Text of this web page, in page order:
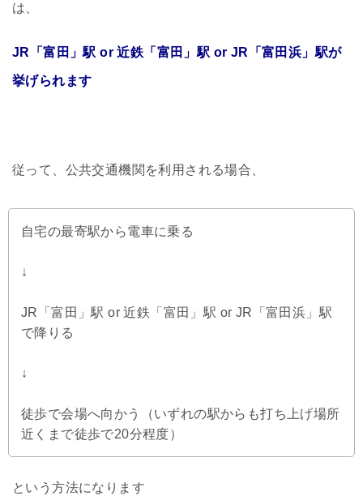
は、
JR「富田」駅 or 近鉄「富田」駅 or JR「富田浜」駅が
挙げられます
従って、公共交通機関を利用される場合、
自宅の最寄駅から電車に乗る
↓
JR「富田」駅 or 近鉄「富田」駅 or JR「富田浜」駅
で降りる
↓
徒歩で会場へ向かう（いずれの駅からも打ち上げ場所
近くまで徒歩で20分程度）
という方法になります